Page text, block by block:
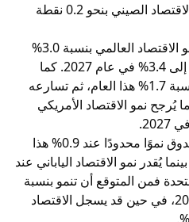
مئوية، بينما رفع تقديراته لنمو الاقتصاد الصيني بنحو 0.2 نقطة
وتشير توقعات الصندوق إلى نمو الاقتصاد العالمي بنسبة 3.0%
في عام 2026، قبل أن يتحسن إلى 3.4% في عام 2027. كما
يتوقع نمو الاقتصاد السعودي بنسبة 1.7% هذا العام، ثم تسارعه
يُرجح نمو الاقتصاد الأمريكي
وفي منطقة اليورو، يتوقع الصندوق نموًا محدودًا عند 0.9% هذا
بينما يُقدر نمو الاقتصاد الياباني عند
المتحدة فمن المتوقع أن تنمو بنسبة
1.0% في 2026 و1.3% في 2027، في حين قد يسجل الاقتصاد